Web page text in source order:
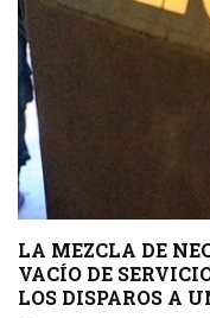
LA MEZCLA DE
VACÍO DE
LOS DISPAROS A